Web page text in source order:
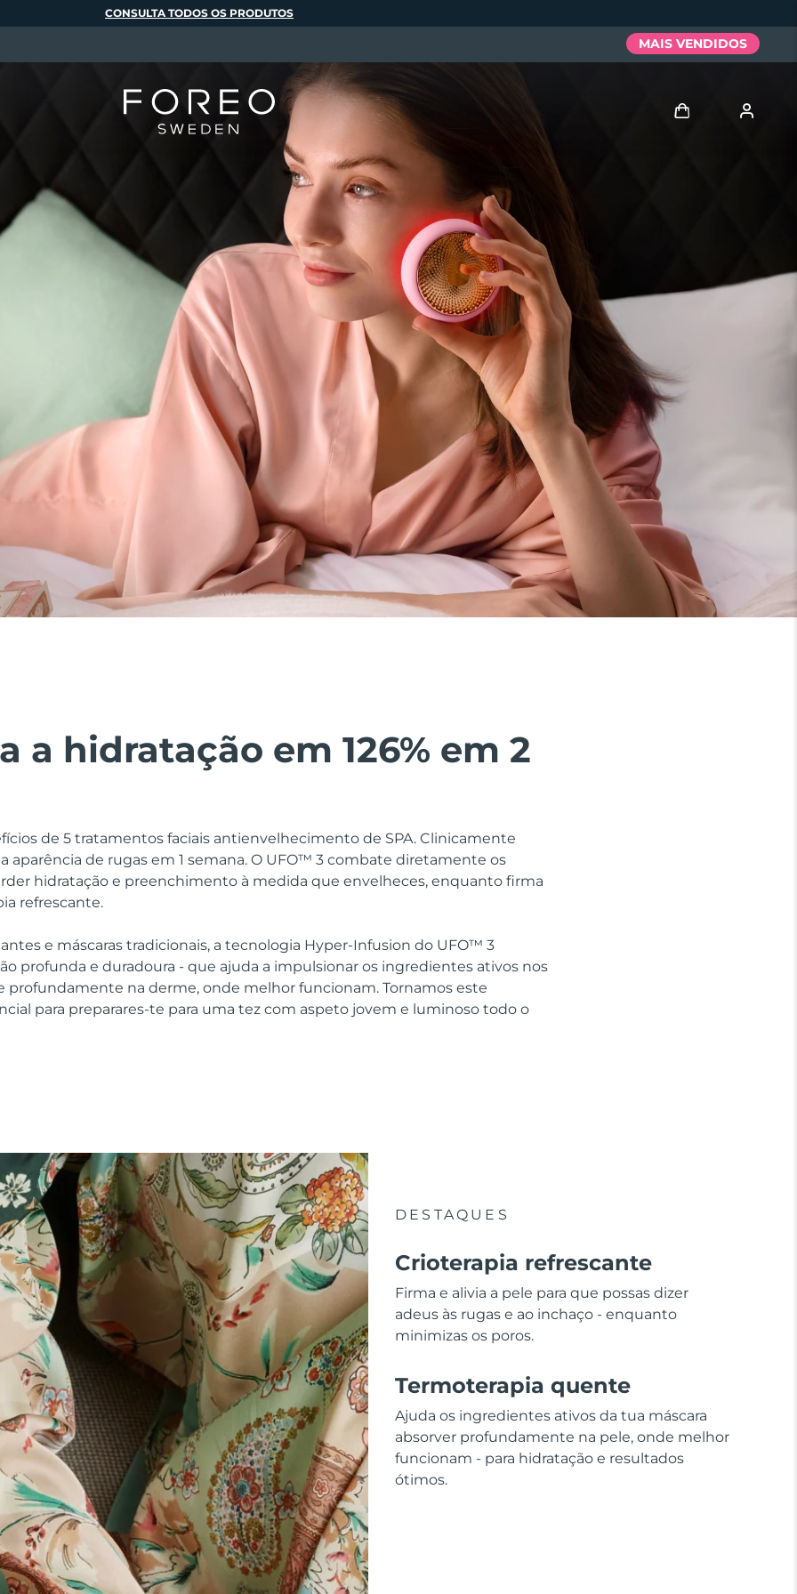
a hidratação em 126% em 2
de 5 tratamentos faciais antienvelhecimento de SPA. Clinicamente
aparência de rugas em 1 semana. O UFO™ 3 combate diretamente os
hidratação e preenchimento à medida que envelheces, enquanto firma
refrescante.
e máscaras tradicionais, a tecnologia Hyper-Infusion do UFO™ 3
profunda e duradoura - que ajuda a impulsionar os ingredientes ativos nos
profundamente na derme, onde melhor funcionam. Tornamos este
para preparares-te para uma tez com aspeto jovem e luminoso todo o
DESTAQUES
Crioterapia refrescante
Firma e alivia a pele para que possas dizer
adeus às rugas e ao inchaço - enquanto
minimizas os poros.
Termoterapia quente
Ajuda os ingredientes ativos da tua máscara
absorver profundamente na pele, onde melhor
funcionam - para hidratação e resultados
ótimos.
CONSULTA TODOS OS PRODUTOS
MAIS VENDIDOS
Meus pedidos
As minhas subscrições